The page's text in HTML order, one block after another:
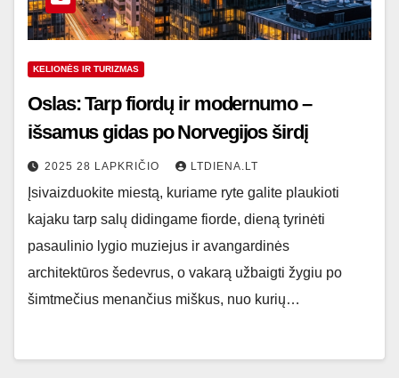
KELIONĖS IR TURIZMAS
Oslas: Tarp fiordų ir modernumo –
išsamus gidas po Norvegijos širdį
2025 28 LAPKRIČIO LTDIENA.LT
Įsivaizduokite miestą, kuriame ryte galite plaukioti
kajaku tarp salų didingame fiorde, dieną tyrinėti
pasaulinio lygio muziejus ir avangardinės
architektūros šedevrus, o vakarą užbaigti žygiu po
šimtmečius menančius miškus, nuo kurių…